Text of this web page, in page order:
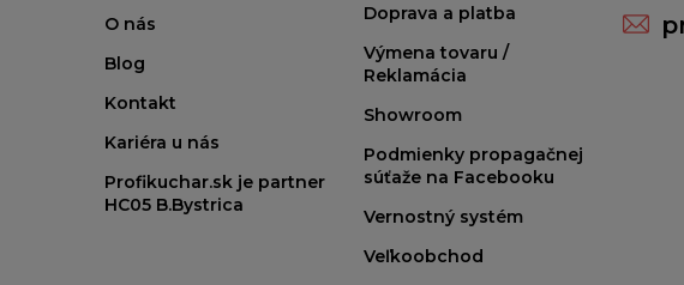
O nás
Blog
Kontakt
Kariéra u nás
Profikuchar.sk je partner
HC05 B.Bystrica
Doprava a platba
Výmena tovaru /
Reklamácia
Showroom
Podmienky propagačnej
súťaže na Facebooku
Vernostný systém
Veľkoobchod